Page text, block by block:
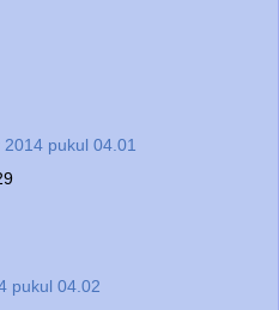
pukul 04.01
pukul 04.02